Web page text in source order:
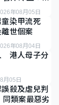
年08月05日
染甲流死
世個案
年08月04日
港人母子分
月05日
殺及虐兒判
類案最惡劣